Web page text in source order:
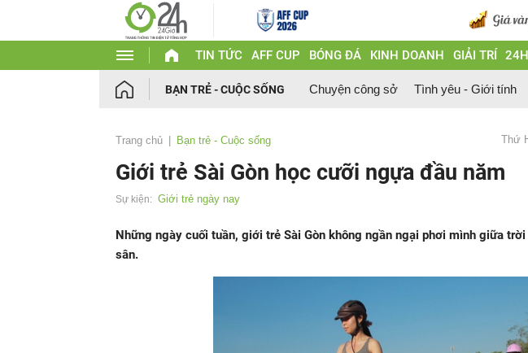
TIN TỨC AFF CUP BÓNG ĐÁ KINH DOANH GIẢI TRÍ
BẠN TRẺ - CUỘC SỐNG Chuyện công sở Tình yêu - Giới tính
Trang chủ Bạn trẻ - Cuộc sống Thứ
Giới trẻ Sài Gòn học cưỡi ngựa đầu năm
Sự kiện: Giới trẻ ngày nay
Những ngày cuối tuần, giới trẻ Sài Gòn không ngần ngại phơi mình giữa
sân.